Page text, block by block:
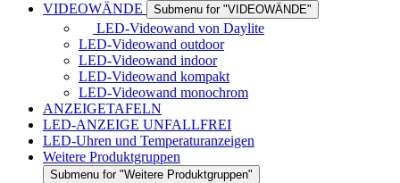
VIDEOWÄNDE
Submenu for "VIDEOWÄNDE"
LED-Videowand von Daylite
LED-Videowand outdoor
LED-Videowand indoor
LED-Videowand kompakt
LED-Videowand monochrom
ANZEIGETAFELN
LED-ANZEIGE UNFALLFREI
LED-Uhren und Temperaturanzeigen
Weitere Produktgruppen
Submenu for "Weitere Produktgruppen"